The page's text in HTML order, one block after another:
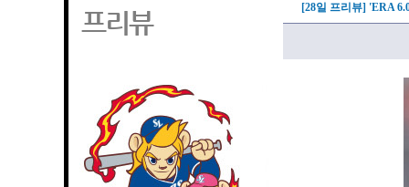
프리뷰 [28일 프리뷰] 'ERA